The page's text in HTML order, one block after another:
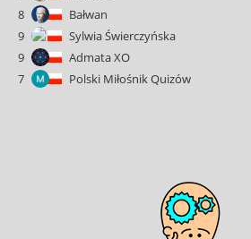
8
Bałwan
9
Sylwia Świerczyńska
9
Admata XO
7
Polski Miłośnik Quizów